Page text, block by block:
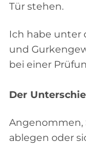
Tür stehen.
Ich habe unter
und
bei einer
Der
Angenommen,
ablegen oder